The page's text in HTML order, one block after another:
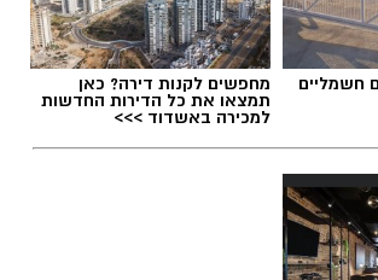
חשמליים מחפשים לקנות דירה? כאן
תמצאו את כל הדירות החדשות
למכירה באשדוד >>>